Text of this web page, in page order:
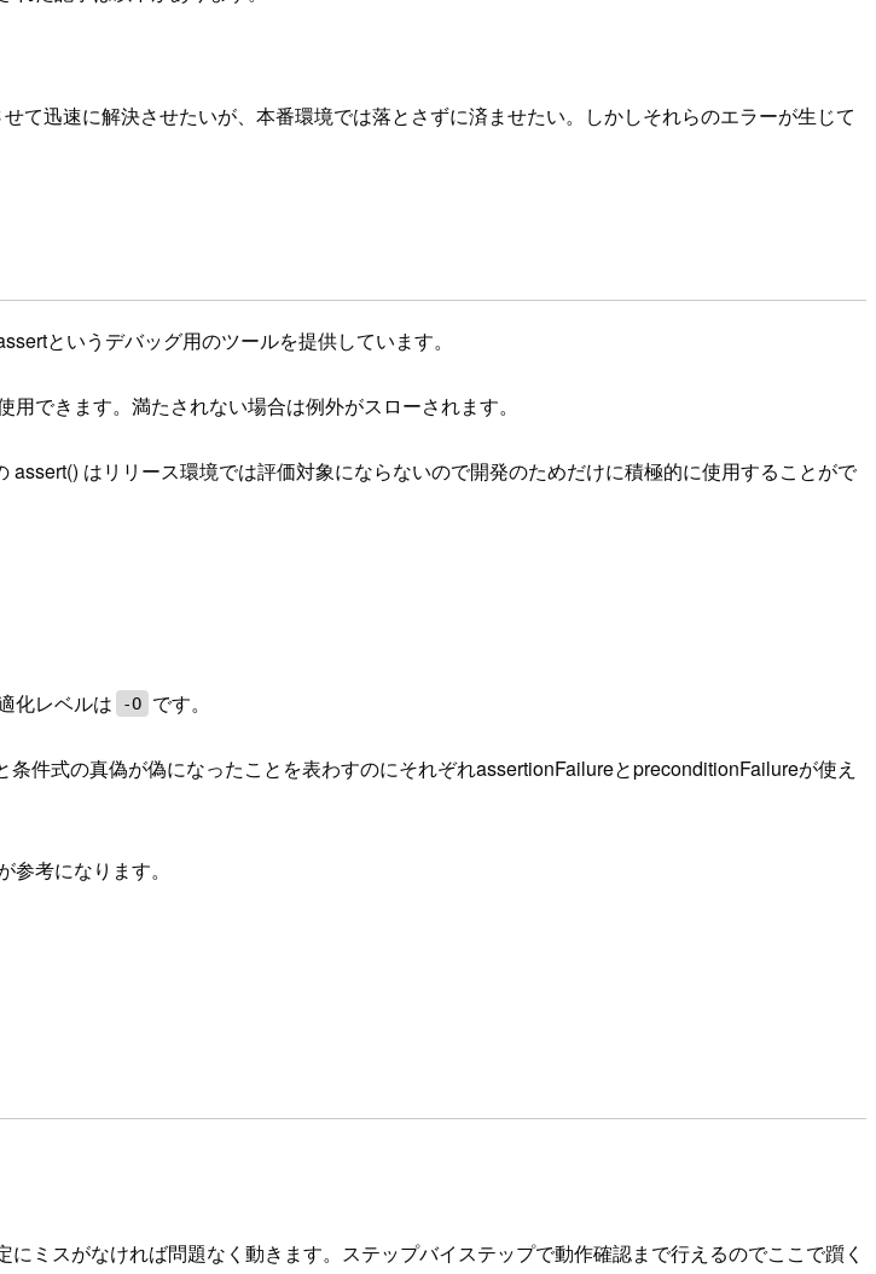
て迅速に解決させたいが、本番環境では落とさずに済ませたい。しかしそれらのエラーが生じて
というデバッグ用のツールを提供しています。
できます。満たされない場合は例外がスローされます。
assert() はリリース環境では評価対象にならないので開発のためだけに積極的に使用することがで
化レベルは -O です。
件式の真偽が偽になったことを表わすのにそれぞれassertionFailureとpreconditionFailureが使え
考になります。
ミスがなければ問題なく動きます。ステップバイステップで動作確認まで行えるのでここで躓く